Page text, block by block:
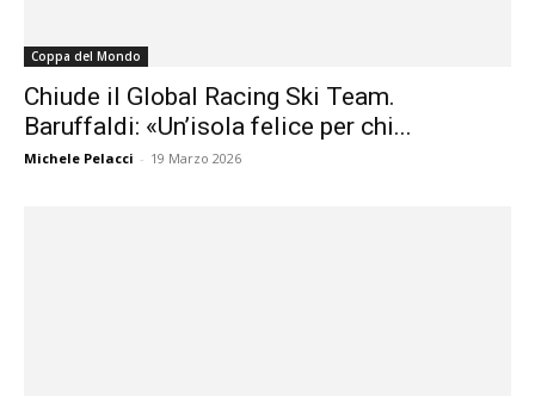
Coppa del Mondo
Chiude il Global Racing Ski Team.
Baruffaldi: «Un’isola felice per chi...
Michele Pelacci - 19 Marzo 2026